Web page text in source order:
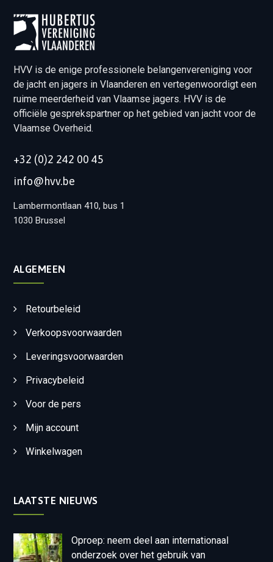
HVV is de enige professionele belangenvereniging voor
de jacht en jagers in Vlaanderen en vertegenwoordigt een
ruime meerderheid van Vlaamse jagers. HVV is de
officiële gesprekspartner op het gebied van jacht voor de
Vlaamse Overheid.
+32 (0)2 242 00 45
info@hvv.be
Lambermontlaan 410, bus 1
1030 Brussel
ALGEMEEN
Retourbeleid
Verkoopsvoorwaarden
Leveringsvoorwaarden
Privacybeleid
Voor de pers
Mijn account
Winkelwagen
LAATSTE NIEUWS
Oproep: neem deel aan internationaal
onderzoek over het gebruik van